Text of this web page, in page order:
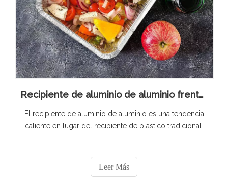
Recipiente de aluminio de aluminio frente al recipiente de plástico
El recipiente de aluminio de aluminio es una tendencia
caliente en lugar del recipiente de plástico tradicional.
Leer Más